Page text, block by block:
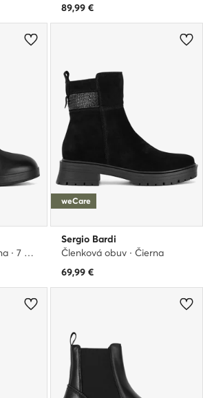
89,99 €
Členková obuv · Čierna · 7 cm
weCare
Sergio Bardi
Členková obuv · Čierna
69,99 €